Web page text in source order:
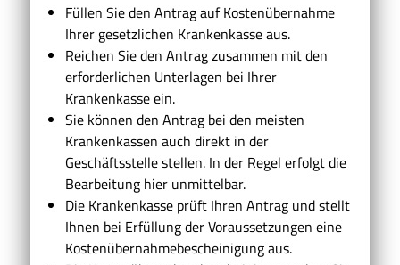
Füllen Sie den Antrag auf Kostenübernahme
Ihrer gesetzlichen Krankenkasse aus.
Reichen Sie den Antrag zusammen mit den
erforderlichen Unterlagen bei Ihrer
Krankenkasse ein.
Sie können den Antrag bei den meisten
Krankenkassen auch direkt in der
Geschäftsstelle stellen. In der Regel erfolgt die
Bearbeitung hier unmittelbar.
Die Krankenkasse prüft Ihren Antrag und stellt
Ihnen bei Erfüllung der Voraussetzungen eine
Kostenübernahmebescheinigung aus.